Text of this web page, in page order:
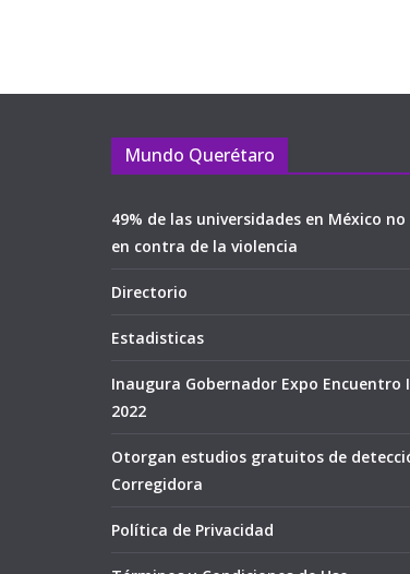
Mundo Querétaro
49% de las universidades en México
en contra de la violencia
Directorio
Estadisticas
Inaugura Gobernador Expo
2022
Otorgan estudios gratuitos de
Corregidora
Política de Privacidad